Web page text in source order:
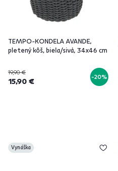
TEMPO-KONDELA AVANDE,
pletený kôš, biela/sivá, 34x46 cm
19,90 €
15,90 € -20%
Vynáška